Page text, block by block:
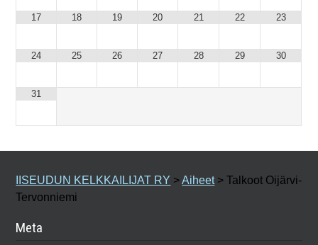
17 18 19 20 21 22 23
24 25 26 27 28 29 30
31
IISEUDUN KELKKAILIJAT RY >Aiheet>Talkoot Oijärvi-
Tervonniemi
Meta